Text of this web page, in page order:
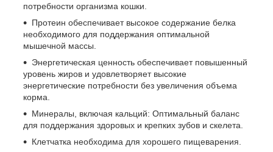
потребности организма кошки.
Протеин обеспечивает высокое содержание белка
необходимого для поддержания оптимальной
мышечной массы.
Энергетическая ценность обеспечивает повышенный
уровень жиров и удовлетворяет высокие
энергетические потребности без увеличения объема
корма.
Минералы, включая кальций: Оптимальный баланс
для поддержания здоровых и крепких зубов и скелета.
Клетчатка необходима для хорошего пищеварения.